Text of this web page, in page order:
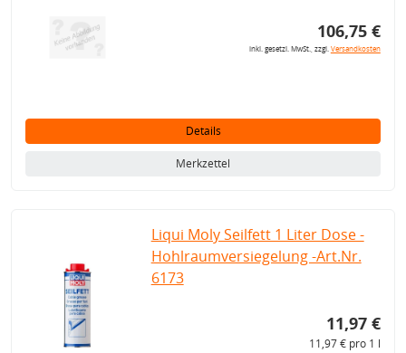
106,75 €
inkl. gesetzl. MwSt., zzgl.Versandkosten
Details
Merkzettel
Liqui Moly Seilfett 1 Liter Dose -
Hohlraumversiegelung -Art.Nr.
6173
11,97 €
11,97 € pro 1 l